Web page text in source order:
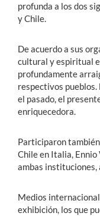
profunda a los dos
y Chile.
De acuerdo a sus
cultural y espiritual
profundamente
respectivos
el pasado, el
enriquecedora.
Participaron
Chile en Italia,
ambas instituciones,
Medios
exhibición, los que